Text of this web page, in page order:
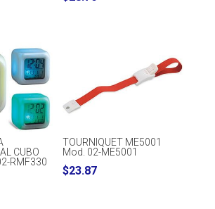
CUBO
RMF330
TOURNIQUET ME5001
Mod. 02-ME5001
$23.87